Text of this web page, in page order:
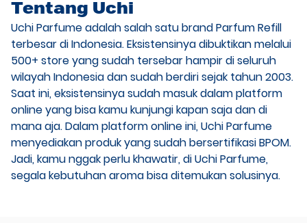
Tentang Uchi
Uchi Parfume adalah salah satu brand Parfum Refill
terbesar di Indonesia. Eksistensinya dibuktikan melalui
500+ store yang sudah tersebar hampir di seluruh
wilayah Indonesia dan sudah berdiri sejak tahun 2003.
Saat ini, eksistensinya sudah masuk dalam platform
online yang bisa kamu kunjungi kapan saja dan di
mana aja. Dalam platform online ini, Uchi Parfume
menyediakan produk yang sudah bersertifikasi BPOM.
Jadi, kamu nggak perlu khawatir, di Uchi Parfume,
segala kebutuhan aroma bisa ditemukan solusinya.